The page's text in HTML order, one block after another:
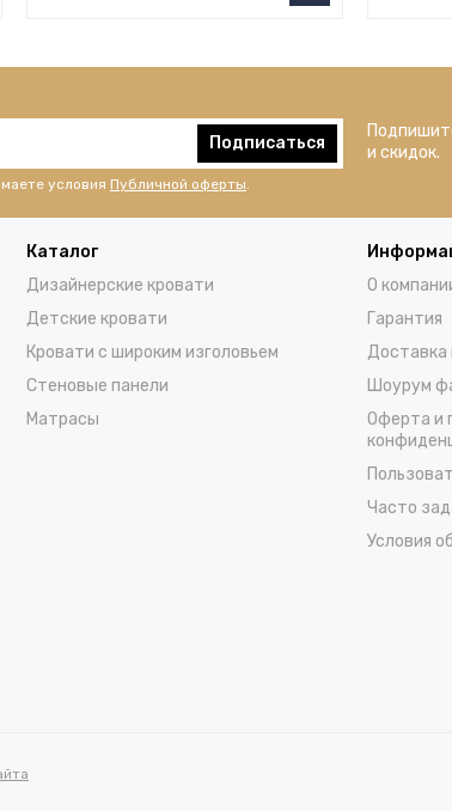
Подписаться
условия Публичной оферты.
и скидок.
Каталог
Дизайнерские кровати
Детские кровати
Кровати с широким изголовьем
Стеновые панели
Матрасы
О
Гарантия
Доставка
Шоурум
Оферта и
Часто
Условия